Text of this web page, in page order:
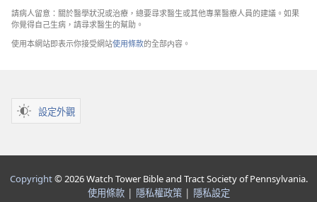
請病人留意：關於醫學狀況或治療，總要尋求醫生或其他專業醫療人員的建議。如果
你覺得自己生病，請尋求醫生的幫助。
使用本網站即表示你接受網站使用條款的全部内容。
設定外觀
Copyright© 2026 Watch Tower Bible and Tract Society of Pennsylvania.
使用條款| 隱私權政策| 隱私設定